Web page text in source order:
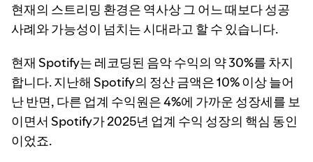
현재의 스트리밍 환경은 역사상 그 어느 때보다 성공
사례와 가능성이 넘치는 시대라고 할 수 있습니다.
현재 Spotify는 레코딩된 음악 수익의 약 30%를 차지
합니다. 지난해 Spotify의 정산 금액은 10% 이상 늘어
난 반면, 다른 업계 수익원은 4%에 가까운 성장세를 보
이면서 Spotify가 2025년 업계 수익 성장의 핵심 동인
이었죠.